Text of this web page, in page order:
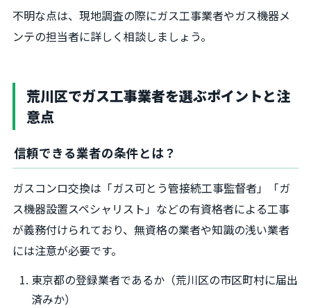
不明な点は、現地調査の際にガス工事業者やガス機器メ
ンテの担当者に詳しく相談しましょう。
荒川区でガス工事業者を選ぶポイントと注
意点
信頼できる業者の条件とは？
ガスコンロ交換は「ガス可とう管接続工事監督者」「ガ
ス機器設置スペシャリスト」などの有資格者による工事
が義務付けられており、無資格の業者や知識の浅い業者
には注意が必要です。
東京都の登録業者であるか（荒川区の市区町村に届出
済みか）